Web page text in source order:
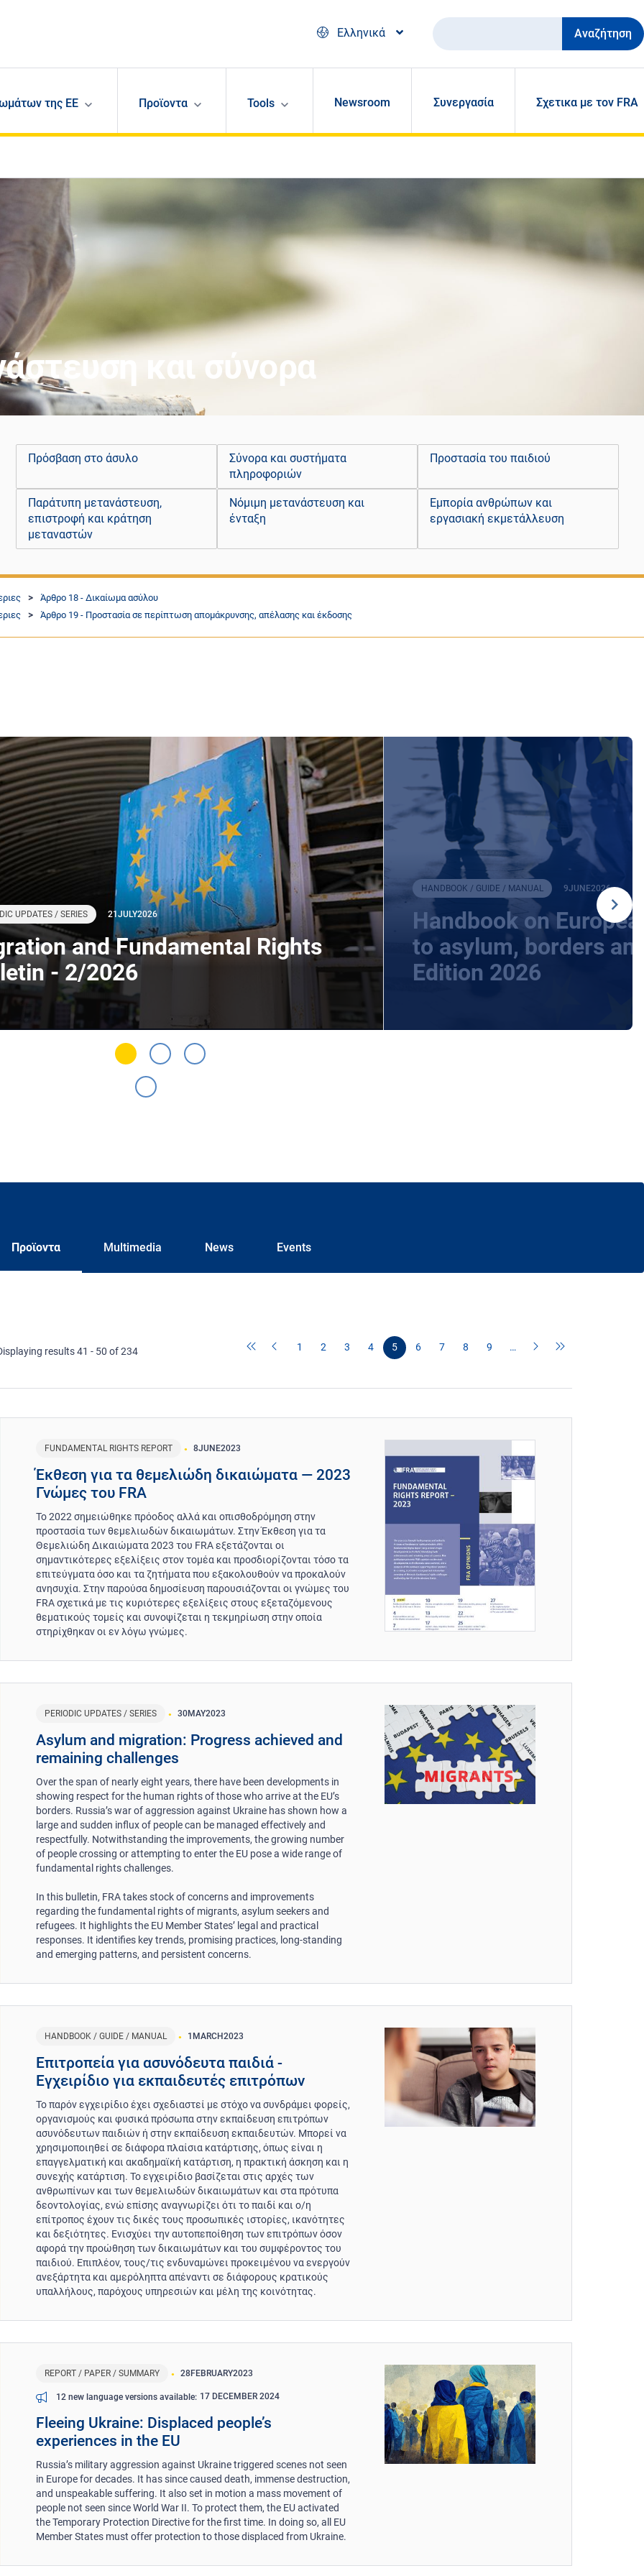
Ελληνικά
Αναζήτηση
της ΕΕ Προϊοντα Tools Newsroom Συνεργασία Σχετικα με τον FRA
και σύνορα
Πρόσβαση στο άσυλο
Σύνορα και συστήματα
πληροφοριών
Προστασία του παιδιού
Παράτυπη μετανάστευση,
επιστροφή και κράτηση
μεταναστών
Νόμιμη μετανάστευση και
ένταξη
Εμπορία ανθρώπων και
εργασιακή εκμετάλλευση
Άρθρο 18 - Δικαίωμα ασύλου
Άρθρο 19 - Προστασία σε περίπτωση απομάκρυνσης, απέλασης και έκδοσης
UPDATES / SERIES 21JULY2026
and Fundamental Rights
- 2/2026
HANDBOOK / GUIDE / MANUAL 9JUNE2026
Handbook on
to asylum, borders
Edition 2026
Προϊοντα Multimedia News Events
results 41 - 50 of 234 1 2 3 4 5 6 7 8 9 …
FUNDAMENTAL RIGHTS REPORT 8JUNE2023
Έκθεση για τα θεμελιώδη δικαιώματα — 2023
Γνώμες του FRA
Το 2022 σημειώθηκε πρόοδος αλλά και οπισθοδρόμηση στην
προστασία των θεμελιωδών δικαιωμάτων. Στην Έκθεση για τα
Θεμελιώδη Δικαιώματα 2023 του FRA εξετάζονται οι
σημαντικότερες εξελίξεις στον τομέα και προσδιορίζονται τόσο τα
επιτεύγματα όσο και τα ζητήματα που εξακολουθούν να προκαλούν
ανησυχία. Στην παρούσα δημοσίευση παρουσιάζονται οι γνώμες του
FRA σχετικά με τις κυριότερες εξελίξεις στους εξεταζόμενους
θεματικούς τομείς και συνοψίζεται η τεκμηρίωση στην οποία
στηρίχθηκαν οι εν λόγω γνώμες.
PERIODIC UPDATES / SERIES 30MAY2023
Asylum and migration: Progress achieved and
remaining challenges
Over the span of nearly eight years, there have been developments in
showing respect for the human rights of those who arrive at the EU’s
borders. Russia’s war of aggression against Ukraine has shown how a
large and sudden influx of people can be managed effectively and
respectfully. Notwithstanding the improvements, the growing number
of people crossing or attempting to enter the EU pose a wide range of
fundamental rights challenges.
In this bulletin, FRA takes stock of concerns and improvements
regarding the fundamental rights of migrants, asylum seekers and
refugees. It highlights the EU Member States’ legal and practical
responses. It identifies key trends, promising practices, long-standing
and emerging patterns, and persistent concerns.
HANDBOOK / GUIDE / MANUAL 1MARCH2023
Επιτροπεία για ασυνόδευτα παιδιά -
Εγχειρίδιο για εκπαιδευτές επιτρόπων
Το παρόν εγχειρίδιο έχει σχεδιαστεί με στόχο να συνδράμει φορείς,
οργανισμούς και φυσικά πρόσωπα στην εκπαίδευση επιτρόπων
ασυνόδευτων παιδιών ή στην εκπαίδευση εκπαιδευτών. Μπορεί να
χρησιμοποιηθεί σε διάφορα πλαίσια κατάρτισης, όπως είναι η
επαγγελματική και ακαδημαϊκή κατάρτιση, η πρακτική άσκηση και η
συνεχής κατάρτιση. Το εγχειρίδιο βασίζεται στις αρχές των
ανθρωπίνων και των θεμελιωδών δικαιωμάτων και στα πρότυπα
δεοντολογίας, ενώ επίσης αναγνωρίζει ότι το παιδί και ο/η
επίτροπος έχουν τις δικές τους προσωπικές ιστορίες, ικανότητες
και δεξιότητες. Ενισχύει την αυτοπεποίθηση των επιτρόπων όσον
αφορά την προώθηση των δικαιωμάτων και του συμφέροντος του
παιδιού. Επιπλέον, τους/τις ενδυναμώνει προκειμένου να ενεργούν
ανεξάρτητα και αμερόληπτα απέναντι σε διάφορους κρατικούς
υπαλλήλους, παρόχους υπηρεσιών και μέλη της κοινότητας.
REPORT / PAPER / SUMMARY 28FEBRUARY2023
12 new language versions available 17 DECEMBER 2024
Fleeing Ukraine: Displaced people’s
experiences in the EU
Russia’s military aggression against Ukraine triggered scenes not seen
in Europe for decades. It has since caused death, immense destruction,
and unspeakable suffering. It also set in motion a mass movement of
people not seen since World War II. To protect them, the EU activated
the Temporary Protection Directive for the first time. In doing so, all EU
Member States must offer protection to those displaced from Ukraine.